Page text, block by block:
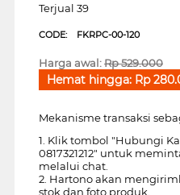
Terjual 39
CODE: FKRPC-00-120
Harga awal:Rp529.000
Hemat hingga: Rp
Mekanisme transaksi
1. Klik tombol "Hubungi
0817321212" untuk
melalui chat.
2. Hartono akan
stok dan foto produk.